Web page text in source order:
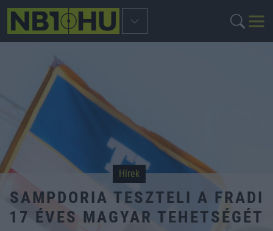
Hírek
SAMPDORIA TESZTELI A FRADI
17 ÉVES MAGYAR TEHETSÉGÉT